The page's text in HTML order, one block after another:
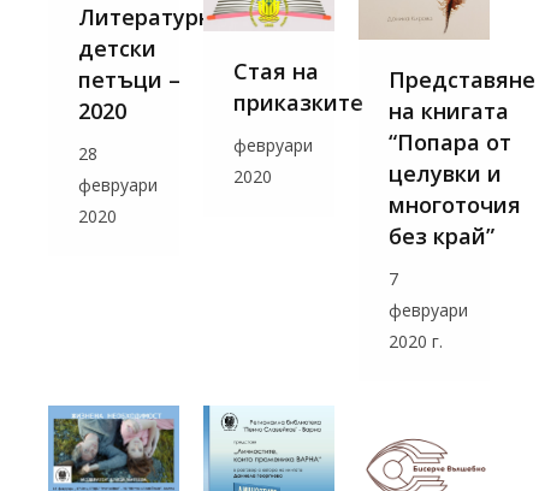
Литературни
детски
петъци –
2020
28
февруари
2020
Стая на
приказките
февруари
2020
Представяне
на книгата
“Попара от
целувки и
многоточия
без край”
7
февруари
2020 г.